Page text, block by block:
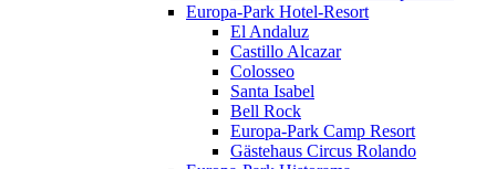
Europa-Park Hotel-Resort
El Andaluz
Castillo Alcazar
Colosseo
Santa Isabel
Bell Rock
Europa-Park Camp Resort
Gästehaus Circus Rolando